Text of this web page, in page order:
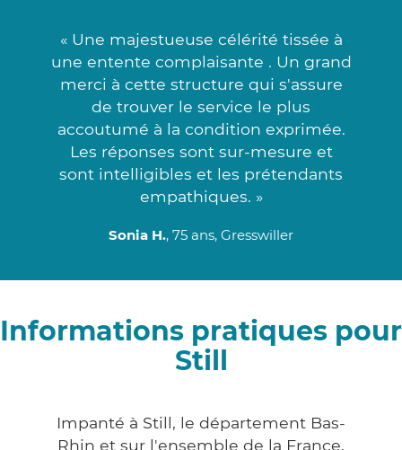
« Une majestueuse célérité tissée à
une entente complaisante . Un grand
merci à cette structure qui s'assure
de trouver le service le plus
accoutumé à la condition exprimée.
Les réponses sont sur-mesure et
sont intelligibles et les prétendants
empathiques. »
Sonia H., 75 ans, Gresswiller
Informations pratiques pour
Still
Impanté à Still, le département Bas-
Rhin et sur l'ensemble de la France,